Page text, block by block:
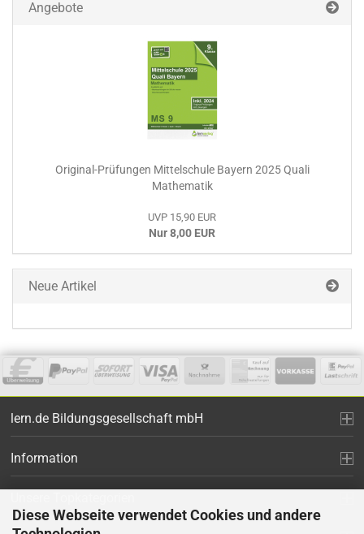
Diese Webseite verwendet Cookies und andere
Angebote
Original-Prüfungen Mittelschule Bayern 2025 Quali
Mathematik
UVP 15,90 EUR
Nur 8,00 EUR
Neue Artikel
lern.de Bildungsgesellschaft mbH
Information